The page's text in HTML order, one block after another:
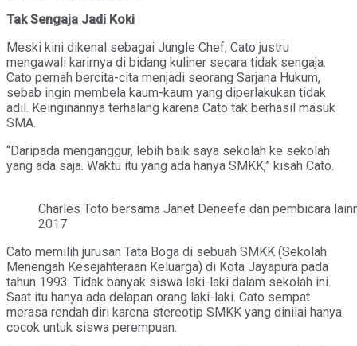
Tak Sengaja Jadi Koki
Meski kini dikenal sebagai Jungle Chef, Cato justru
mengawali karirnya di bidang kuliner secara tidak sengaja.
Cato pernah bercita-cita menjadi seorang Sarjana Hukum,
sebab ingin membela kaum-kaum yang diperlakukan tidak
adil. Keinginannya terhalang karena Cato tak berhasil masuk
SMA.
“Daripada menganggur, lebih baik saya sekolah ke sekolah
yang ada saja. Waktu itu yang ada hanya SMKK,” kisah Cato.
Charles Toto bersama Janet Deneefe dan pembicara
2017
Cato memilih jurusan Tata Boga di sebuah SMKK (Sekolah
Menengah Kesejahteraan Keluarga) di Kota Jayapura pada
tahun 1993. Tidak banyak siswa laki-laki dalam sekolah ini.
Saat itu hanya ada delapan orang laki-laki. Cato sempat
merasa rendah diri karena stereotip SMKK yang dinilai hanya
cocok untuk siswa perempuan.